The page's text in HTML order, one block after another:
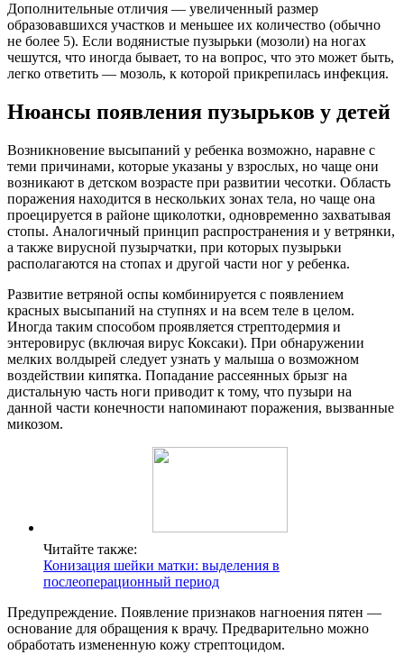
Дополнительные отличия — увеличенный размер
образовавшихся участков и меньшее их количество (обычно
не более 5). Если водянистые пузырьки (мозоли) на ногах
чешутся, что иногда бывает, то на вопрос, что это может быть,
легко ответить — мозоль, к которой прикрепилась инфекция.
Нюансы появления пузырьков у детей
Возникновение высыпаний у ребенка возможно, наравне с
теми причинами, которые указаны у взрослых, но чаще они
возникают в детском возрасте при развитии чесотки. Область
поражения находится в нескольких зонах тела, но чаще она
проецируется в районе щиколотки, одновременно захватывая
стопы. Аналогичный принцип распространения и у ветрянки,
а также вирусной пузырчатки, при которых пузырьки
располагаются на стопах и другой части ног у ребенка.
Развитие ветряной оспы комбинируется с появлением
красных высыпаний на ступнях и на всем теле в целом.
Иногда таким способом проявляется стрептодермия и
энтеровирус (включая вирус Коксаки). При обнаружении
мелких волдырей следует узнать у малыша о возможном
воздействии кипятка. Попадание рассеянных брызг на
дистальную часть ноги приводит к тому, что пузыри на
данной части конечности напоминают поражения, вызванные
микозом.
Читайте также:
Конизация шейки матки: выделения в
послеоперационный период
Предупреждение. Появление признаков нагноения пятен —
основание для обращения к врачу. Предварительно можно
обработать измененную кожу стрептоцидом.